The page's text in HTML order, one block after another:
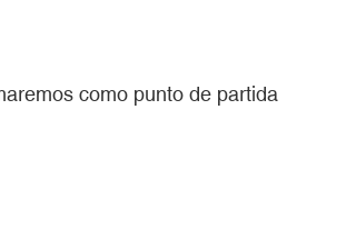
como punto de partida